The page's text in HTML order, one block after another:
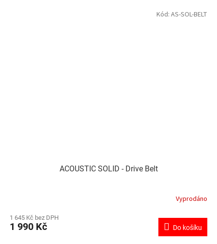
ACOUSTIC SOLID - Drive Belt
Vyprodáno
1 645 Kč bez DPH
1 990 Kč Do košíku
Kód: AS-SOL-BELT